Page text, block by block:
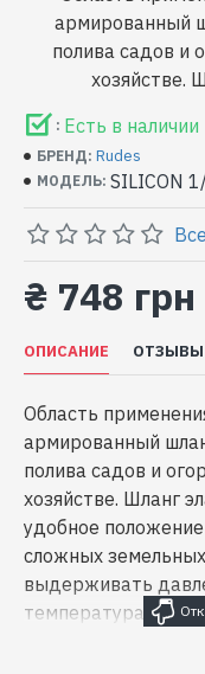
армированный
полива садов и
хозяйстве.
: Есть в наличии
БРЕНД: Rudes
МОДЕЛЬ: SILICON
₴ 748 грн
ОПИСАНИЕ ОТЗЫВЫ
Область
армированный
полива садов и
хозяйстве. Шланг
удобное
сложных
выдерживать
температура: -5°C